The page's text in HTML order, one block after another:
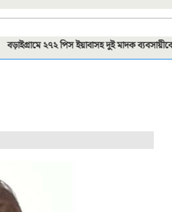
২৭২ পিস ইয়াবাসহ দুই মাদক ব্যবসায়ীকে গ্রেপ্তার